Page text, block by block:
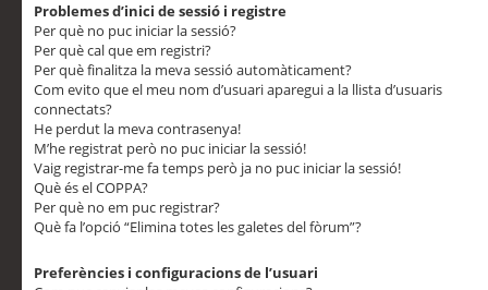
Problemes d’inici de sessió i registre
Per què no puc iniciar la sessió?
Per què cal que em registri?
Per què finalitza la meva sessió automàticament?
Com evito que el meu nom d’usuari aparegui a la llista d’usuaris
connectats?
He perdut la meva contrasenya!
M’he registrat però no puc iniciar la sessió!
Vaig registrar-me fa temps però ja no puc iniciar la sessió!
Què és el COPPA?
Per què no em puc registrar?
Què fa l’opció “Elimina totes les galetes del fòrum”?
Preferències i configuracions de l’usuari